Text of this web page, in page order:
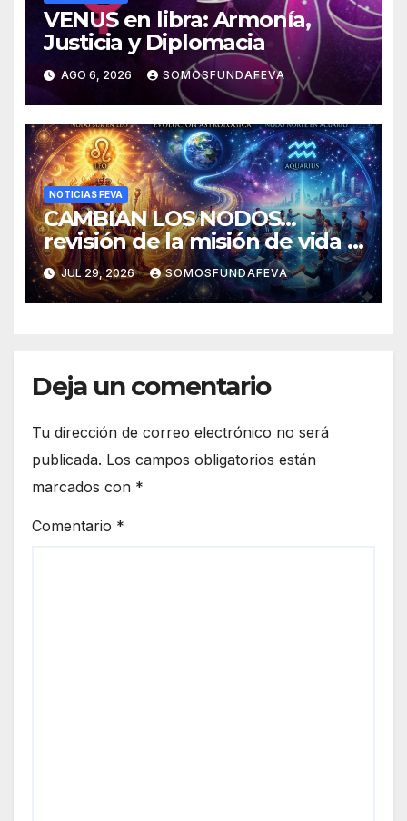
VENUS en libra: Armonía,
Justicia y Diplomacia
AGO 6, 2026 SOMOSFUNDAFEVA
NOTICIAS FEVA
CAMBIAN LOS NODOS…
revisión de la misión de vida y
experiencias
JUL 29, 2026 SOMOSFUNDAFEVA
Deja un comentario
Tu dirección de correo electrónico no será
publicada. Los campos obligatorios están
marcados con *
Comentario *